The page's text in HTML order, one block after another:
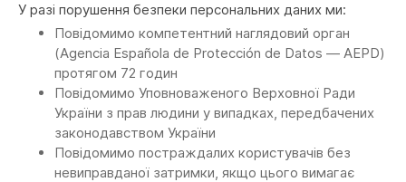
У разі порушення безпеки персональних даних ми:
Повідомимо компетентний наглядовий орган
(Agencia Española de Protección de Datos — AEPD)
протягом 72 годин
Повідомимо Уповноваженого Верховної Ради
України з прав людини у випадках, передбачених
законодавством України
Повідомимо постраждалих користувачів без
невиправданої затримки, якщо цього вимагає